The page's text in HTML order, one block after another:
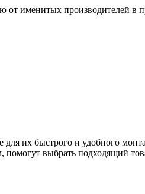
от именитых производителей в
их быстрого и удобного
помогут выбрать подходящий